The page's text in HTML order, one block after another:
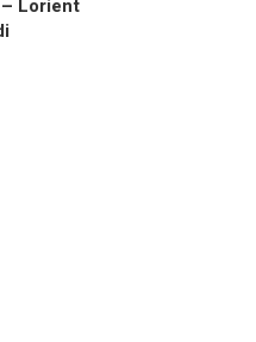
– Lorient